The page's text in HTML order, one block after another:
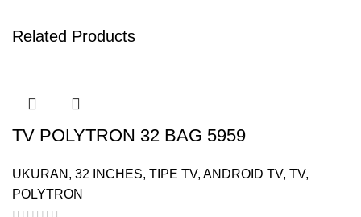
Related Products
TV POLYTRON 32 BAG 5959
UKURAN , 32 INCHES, TIPE TV, ANDROID TV, TV,
POLYTRON